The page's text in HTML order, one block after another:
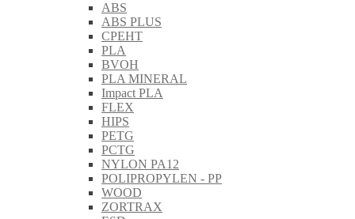
ABS
ABS PLUS
CPEHT
PLA
BVOH
PLA MINERAL
Impact PLA
FLEX
HIPS
PETG
PCTG
NYLON PA12
POLIPROPYLEN - PP
WOOD
ZORTRAX